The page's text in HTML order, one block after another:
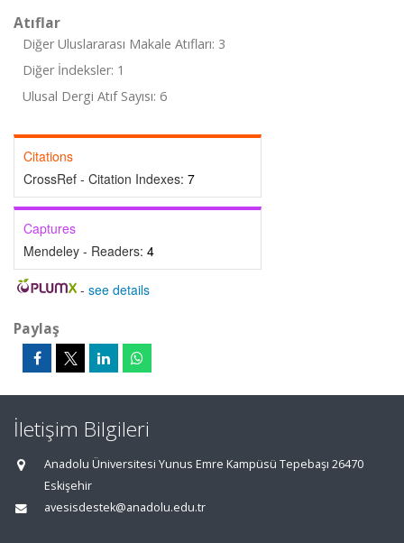
Atıflar
Diğer Uluslararası Makale Atıfları: 3
Diğer İndeksler: 1
Ulusal Dergi Atıf Sayısı: 6
Citations
CrossRef - Citation Indexes: 7
Captures
Mendeley - Readers: 4
- see details
Paylaş
İletişim Bilgileri
Anadolu Üniversitesi Yunus Emre Kampüsü Tepebaşı 26470
Eskişehir
avesisdestek@anadolu.edu.tr